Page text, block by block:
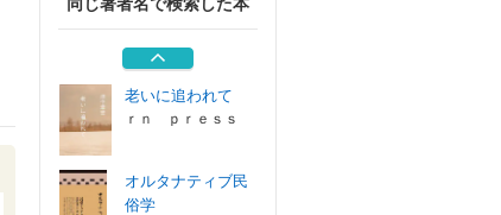
傍流の巨人渋沢敬
三 民俗と実業...
現代書館
老いに追われて
ｒｎ ｐｒｅｓｓ
オルタナティブ民
俗学